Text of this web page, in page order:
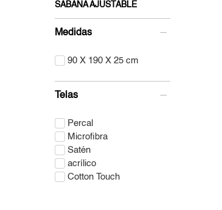
SABANA AJUSTABLE
Medidas
90 X 190 X 25 cm
Telas
Percal
Microfibra
Satén
acrílico
Cotton Touch